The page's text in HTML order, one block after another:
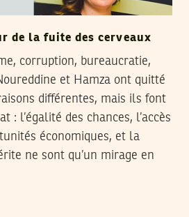
de la fuite des cerveaux
corruption, bureaucratie,
et Hamza ont quitté
différentes, mais ils font
: l’égalité des chances, l’accès
économiques, et la
ne sont qu’un mirage en